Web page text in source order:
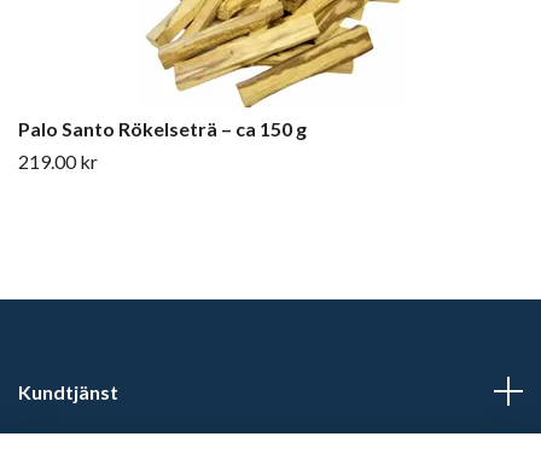
Palo Santo Rökelseträ – ca 150 g
219.00 kr
Kundtjänst